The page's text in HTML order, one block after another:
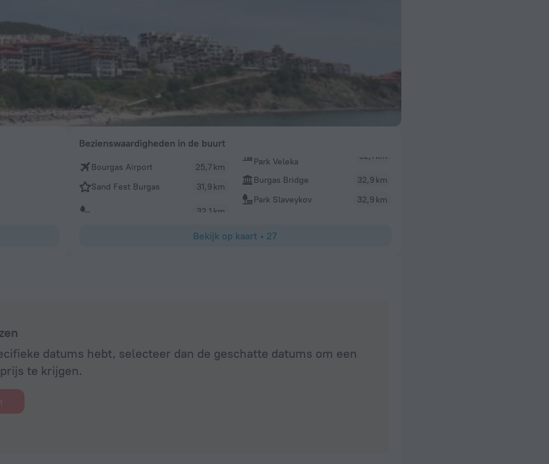
Bezienswaardigheden in de buurt
Bourgas Airport
25,7 km
Sand Fest Burgas
31,9 km
Park Veleka
32,1 km
Burgas Bridge
32,9 km
Park Slaveykov
32,9 km
Bekijk op kaart • 27
datums hebt, selecteer dan de geschatte datums om een
te krijgen.